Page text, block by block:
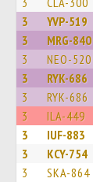
3 YVP-519
3 MRG-840
3 NEO-520
3 RYK-686
3 RYK-686
3 ILA-449
3 IUF-883
3 KCY-754
3 SKA-864